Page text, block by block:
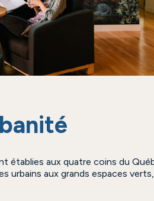
établies aux quatre coins du
urbains aux grands espaces